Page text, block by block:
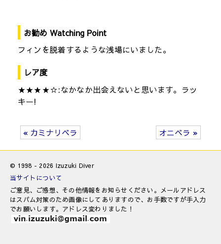
お勧め Watching Point
フィンを脱着するような浅場にいました。
レア度
★★★★☆:なかなか出会えないと思います。ラッ
キー!
« カミナリベラ オニベラ »
© 1998 - 2026 Izuzuki Diver
当サイトについて
ご意見、ご感想、その他情報をお知らせください。メールアドレス
はスパム対策のため画像にしてありますので、お手数ですが手入力
でお願いします。アドレス変わりました！